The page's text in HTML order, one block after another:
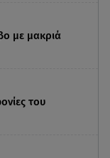
με μακριά
του